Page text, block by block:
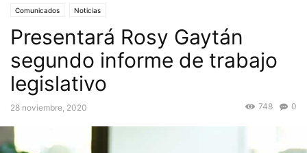
Comunicados Noticias
Presentará Rosy Gaytán
segundo informe de trabajo
legislativo
28 noviembre, 2020 0
748